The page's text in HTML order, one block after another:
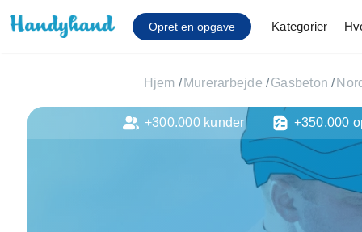
Opret en opgave Kategorier
Affaldsfjernelse
Afhentning af
Anlæg af terrasse
Cykel reparation
Flyttehjælp
Hjem / Murerarbejde /Gasbeton /
+300.000 kunder +350.000